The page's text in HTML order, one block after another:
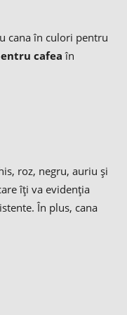
cana în culori pentru
cafeaîn
roz, negru, auriu și
îți va evidenția
În plus, cana